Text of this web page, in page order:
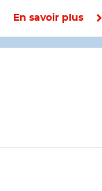
En savoir plus